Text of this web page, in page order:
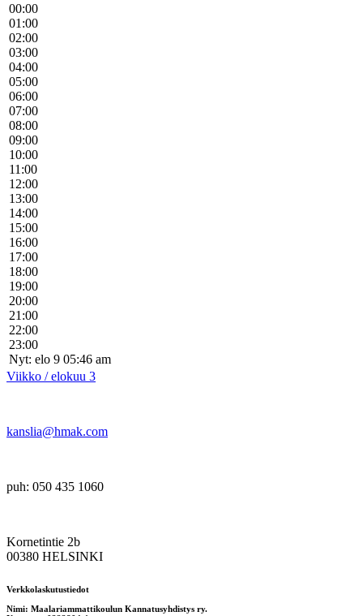
00:00
01:00
02:00
03:00
04:00
05:00
06:00
07:00
08:00
09:00
10:00
11:00
12:00
13:00
14:00
15:00
16:00
17:00
18:00
19:00
20:00
21:00
22:00
23:00
Nyt: elo 9 05:46 am
Viikko / elokuu 3
kanslia@hmak.com
puh: 050 435 1060
Kornetintie 2b
00380 HELSINKI
Verkkolaskutustiedot
Nimi: Maalariammattikoulun Kannatusyhdistys ry.